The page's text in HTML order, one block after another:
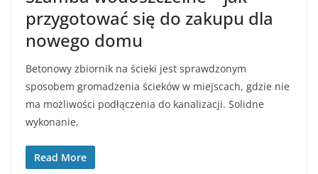
przygotować się do zakupu dla
nowego domu
Betonowy zbiornik na ścieki jest sprawdzonym
sposobem gromadzenia ścieków w miejscach, gdzie nie
ma możliwości podłączenia do kanalizacji. Solidne
wykonanie,
Read More